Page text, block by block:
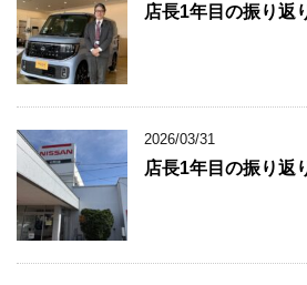
店長1年目の振り
2026/03/31
店長1年目の振り